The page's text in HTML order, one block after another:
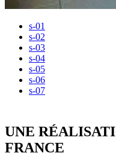
s-01
s-02
s-03
s-04
s-05
s-06
s-07
UNE
FRANCE